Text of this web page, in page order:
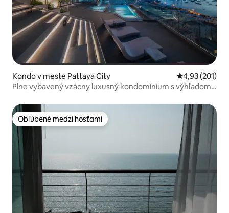
Kondo v meste Pattaya City Priemerné
4,93 (201)
Plne vybavený vzácny luxusný kondomínium s výhľadom
Obľúbené medzi hosťami
Obľúbené medzi hosťami